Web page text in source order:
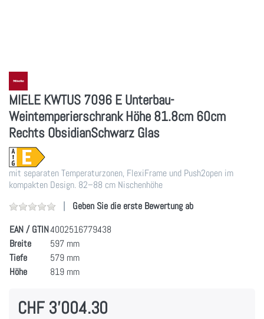
MIELE KWTUS 7096 E Unterbau-
Weintemperierschrank Höhe 81.8cm 60cm
Rechts ObsidianSchwarz Glas
mit separaten Temperaturzonen, FlexiFrame und Push2open im
kompakten Design. 82–88 cm Nischenhöhe
Geben Sie die erste Bewertung ab
EAN / GTIN4002516779438
Breite
597 mm
Tiefe
579 mm
Höhe
819 mm
CHF 3'004.30